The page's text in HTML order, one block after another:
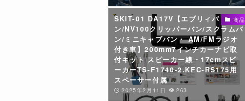
商品
SKIT-01 DA17V【エブリィバ
ン/NV100クリッパーバン/スクラムバ
ン/ミニキャブバン・ AM/FMラジオ
付き車】200mm7インチカーナビ取
付キット スピーカー線・17cmスピ
ーカーTS-F1740-2.KFC-RS175用
スペーサー付属
2025年2月11日 263